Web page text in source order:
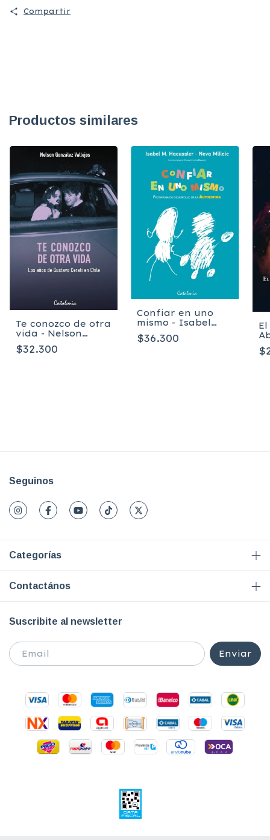
Compartir
Productos similares
Te conozco de otra
vida - Nelson
González
$32.300
Confiar en uno
mismo - Isabel
Margarita
Haeussler, Neva
$36.300
Seguinos
Categorías
Contactános
Suscribite al newsletter